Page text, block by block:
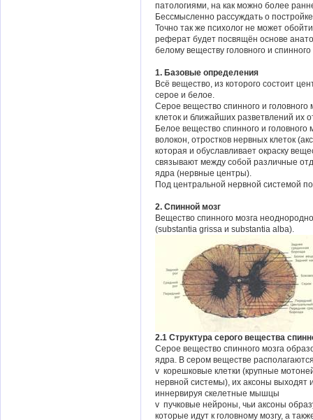
патологиями, на как можно более
Бессмысленно рассуждать о
Точно так же психолог не может
реферат будет посвящён основе
белому веществу головного и спинного
1. Базовые определения
Всё вещество, из которого состоит
серое и белое.
Серое вещество спинного и головного
клеток и ближайших разветвлений их
Белое вещество спинного и
волокон, отростков нервных клеток
которая и обуславливает окраску
связывают между собой различные
ядра (нервные центры).
Под центральной нервной системой
2. Спинной мозг
Вещество спинного мозга
(substantia grissa и substantia alba).
2.1 Структура серого вещества
Серое вещество спинного мозга
ядра. В сером веществе
v корешковые клетки (крупные
нервной системы), их аксоны выходят
иннервируя скелетные мышцы
v пучковые нейроны, чьи аксоны
которые идут к головному мозгу, а